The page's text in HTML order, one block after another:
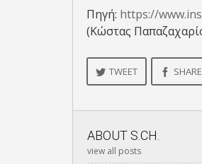
Πηγή: https://
(Κώστας
TWEET SHARE
ABOUT S.CH.
view all posts